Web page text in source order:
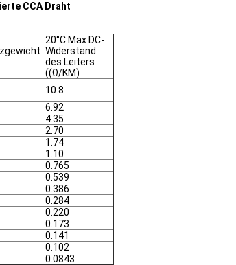
CCA Draht
20°C Max DC-
Widerstand
des Leiters
((Ω/KM)
10.8
6.92
4.35
2.70
1.74
1.10
0.765
0.539
0.386
0.284
0.220
0.173
0.141
0.102
0.0843